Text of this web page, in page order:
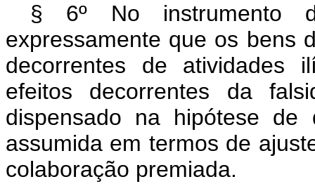
§ 6º No instrumento
expressamente que os bens
decorrentes de atividades
efeitos decorrentes da
dispensado na hipótese de
assumida em termos de
colaboração premiada.